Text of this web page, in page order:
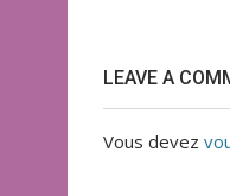
LEAVE A
Vous devez